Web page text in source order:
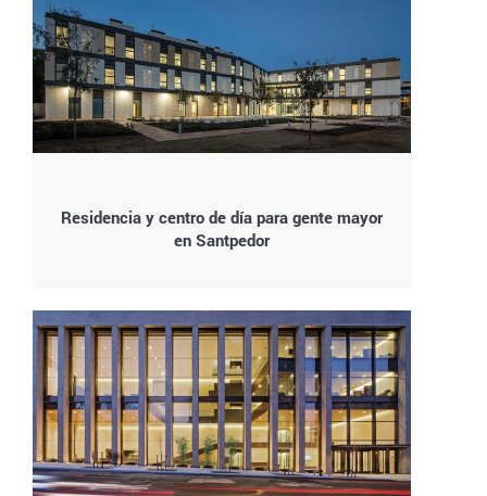
Residencia y centro de día para gente mayor
en Santpedor